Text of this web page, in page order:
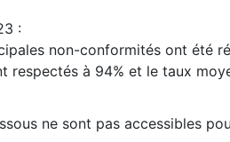
:
non-conformités ont été
respectés à 94% et le taux
ne sont pas accessibles